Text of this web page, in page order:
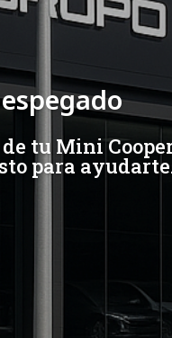
tu Mini
para